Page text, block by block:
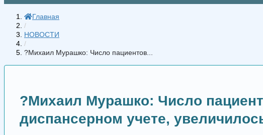
Главная
/
НОВОСТИ
/
?Михаил Мурашко: Число пациентов...
?Михаил Мурашко: Число
диспансерном учете,